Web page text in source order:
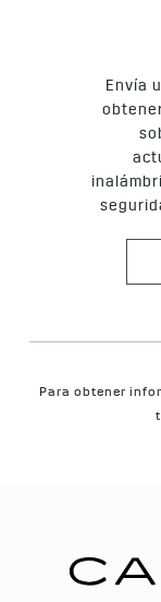
Envía
Para obtener